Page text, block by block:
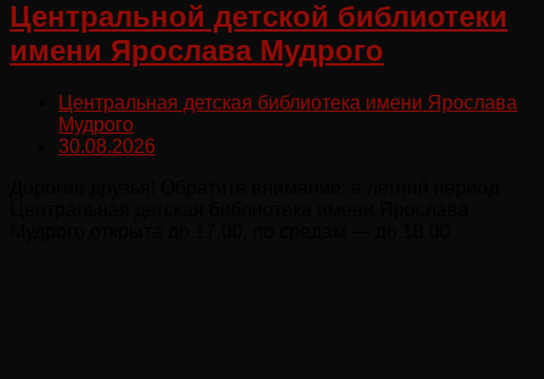
Центральной детской библиотеки
имени Ярослава Мудрого
Центральная детская библиотека имени Ярослава
Мудрого
30.08.2026